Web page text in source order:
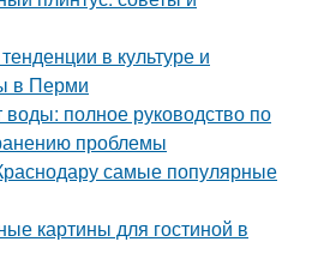
в культуре и
в Перми
воды: полное руководство по
проблемы
самые популярные
картины для гостиной в